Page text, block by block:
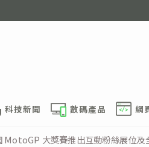
科技新聞 數碼產品 網
大獎賽推出互動粉絲展位及